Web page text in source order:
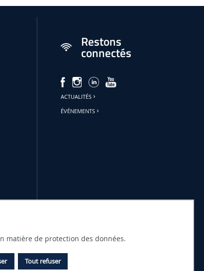
matière de protection des données.
Tout refuser
Restons
connectés
ACTUALITÉS
ÉVÉNEMENTS